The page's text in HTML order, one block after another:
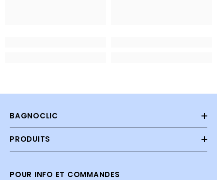
BAGNOCLIC
PRODUITS
POUR INFO ET COMMANDES